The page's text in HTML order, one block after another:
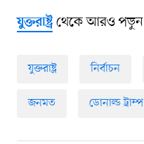
যুক্তরাষ্ট্রথেকে আরও পড়ুন
যুক্তরাষ্ট্র নির্বাচন
জনমত ডোনাল্ড ট্রাম্প